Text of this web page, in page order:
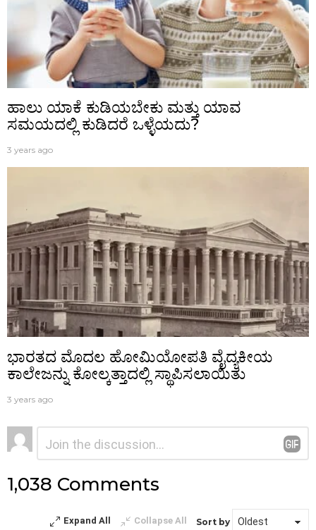
ಹಾಲು ಯಾಕೆ ಕುಡಿಯಬೇಕು ಮತ್ತು ಯಾವ
ಸಮಯದಲ್ಲಿ ಕುಡಿದರೆ ಒಳ್ಳೆಯದು?
3 years ago
ಭಾರತದ ಮೊದಲ ಹೋಮಿಯೋಪತಿ ವೈದ್ಯಕೀಯ
ಕಾಲೇಜನ್ನು ಕೋಲ್ಕತ್ತಾದಲ್ಲಿ ಸ್ಥಾಪಿಸಲಾಯಿತು
3 years ago
ನಿಮ್ಮದೊಂದು
ಉತ್ತರ
ಟಿಪ್ಪಣಿ
1,038 Comments
Expand All Collapse All Sort by